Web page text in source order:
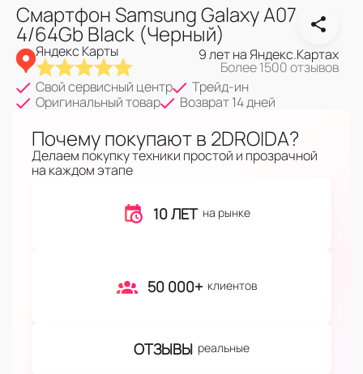
Смартфон Samsung Galaxy A07
4/64Gb Black (Черный)
Яндекс Карты 9 лет на Яндекс.Картах
Более 1500 отзывов
Свой сервисный центр
Трейд-ин
Оригинальный товар
Возврат 14 дней
Почему покупают в 2DROIDA?
Делаем покупку техники простой и прозрачной
на каждом этапе
10 ЛЕТ на рынке
50 000+ клиентов
ОТЗЫВЫ реальные